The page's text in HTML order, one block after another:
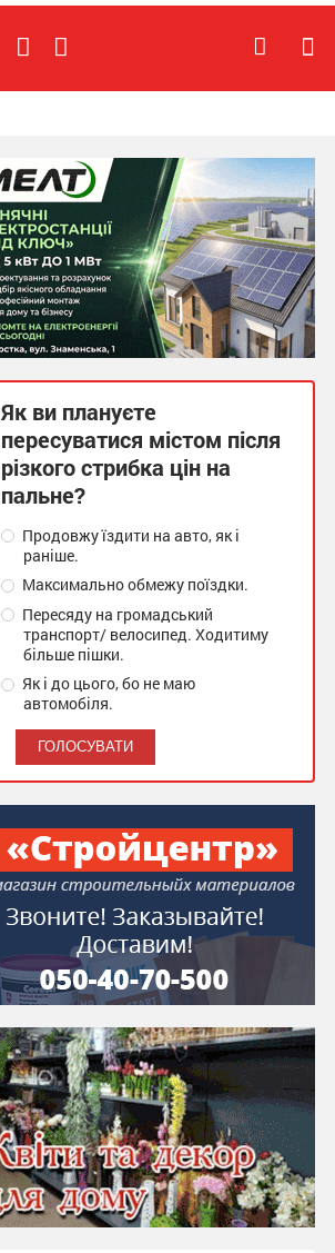
Як ви плануєте
пересуватися містом після
різкого стрибка цін на
пальне?
Продовжу їздити на авто, як і
раніше.
Максимально обмежу поїздки.
Пересяду на громадський
транспорт/ велосипед. Ходитиму
більше пішки.
Як і до цього, бо не маю
автомобіля.